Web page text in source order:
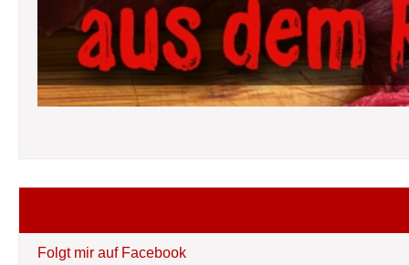
Folgt mir auf Facebook